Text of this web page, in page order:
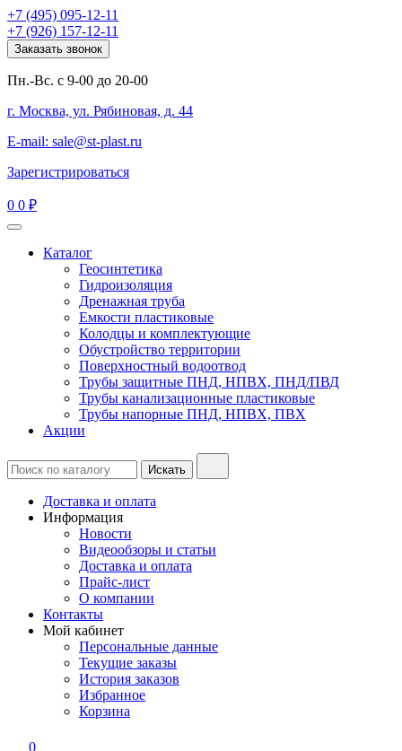
+7 (495) 095-12-11
+7 (926) 157-12-11
Заказать звонок
Пн.-Вс. с 9-00 до 20-00
г. Москва, ул. Рябиновая, д. 44
E-mail: sale@st-plast.ru
Зарегистрироваться
0 0 ₽
Каталог
Геосинтетика
Гидроизоляция
Дренажная труба
Емкости пластиковые
Колодцы и комплектующие
Обустройство территории
Поверхностный водоотвод
Трубы защитные ПНД, НПВХ, ПНД/ПВД
Трубы канализационные пластиковые
Трубы напорные ПНД, НПВХ, ПВХ
Акции
Доставка и оплата
Информация
Новости
Видеообзоры и статьи
Доставка и оплата
Прайс-лист
О компании
Контакты
Мой кабинет
Персональные данные
Текущие заказы
История заказов
Избранное
Корзина
0